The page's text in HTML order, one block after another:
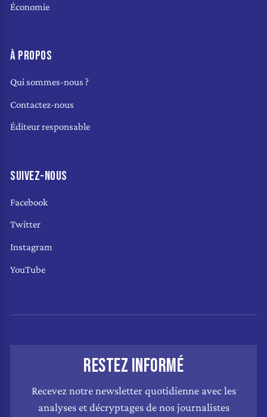
Économie
À PROPOS
Qui sommes-nous ?
Contactez-nous
Éditeur responsable
SUIVEZ-NOUS
Facebook
Twitter
Instagram
YouTube
RESTEZ INFORMÉ
Recevez notre newsletter quotidienne avec les
analyses et décryptages de nos journalistes